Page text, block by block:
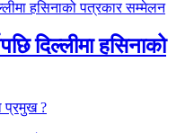
दिल्लीमा हसिनाको